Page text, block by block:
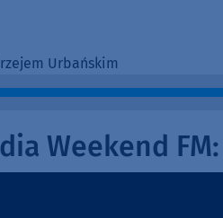
Urbańskim
Weekend FM: